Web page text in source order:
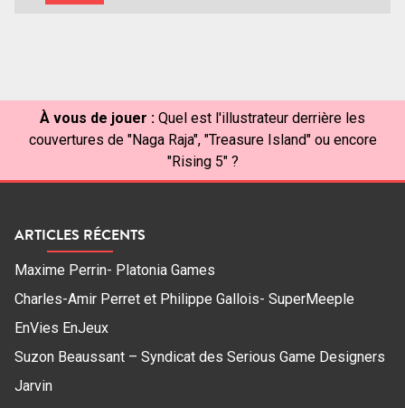
À vous de jouer : Quel est l'illustrateur derrière les
couvertures de "Naga Raja", "Treasure Island" ou encore
"Rising 5" ?
ARTICLES RÉCENTS
Maxime Perrin- Platonia Games
Charles-Amir Perret et Philippe Gallois- SuperMeeple
EnVies EnJeux
Suzon Beaussant – Syndicat des Serious Game Designers
Jarvin